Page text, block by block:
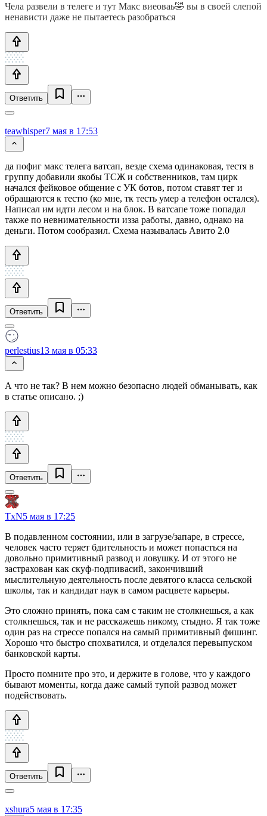
Чела развели в телеге и тут Макс виеоваь🤣 вы в своей слепой
ненависти даже не пытаетесь разобраться
Ответить
teawhisper7 мая в 17:53
да пофиг макс телега ватсап, везде схема одинаковая, тестя в
группу добавили якобы ТСЖ и собственников, там цирк
начался фейковое общение с УК ботов, потом ставят тег и
обращаются к тестю (ко мне, тк тесть умер а телефон остался).
Написал им идти лесом и на блок. В ватсапе тоже попадал
также по невнимательности изза работы, давно, однако на
деньги. Потом сообразил. Схема называлась Авито 2.0
Ответить
perlestius13 мая в 05:33
А что не так? В нем можно безопасно людей обманывать, как
в статье описано. ;)
Ответить
TxN5 мая в 17:25
В подавленном состоянии, или в загрузе/запаре, в стрессе,
человек часто теряет бдительность и может попасться на
довольно примитивный развод и ловушку. И от этого не
застрахован как скуф-подпивасий, закончивший
мыслительную деятельность после девятого класса сельской
школы, так и кандидат наук в самом расцвете карьеры.
Это сложно принять, пока сам с таким не столкнешься, а как
столкнешься, так и не расскажешь никому, стыдно. Я так тоже
один раз на стрессе попался на самый примитивный фишинг.
Хорошо что быстро спохватился, и отделался перевыпуском
банковской карты.
Просто помните про это, и держите в голове, что у каждого
бывают моменты, когда даже самый тупой развод может
подействовать.
Ответить
xshura5 мая в 17:35